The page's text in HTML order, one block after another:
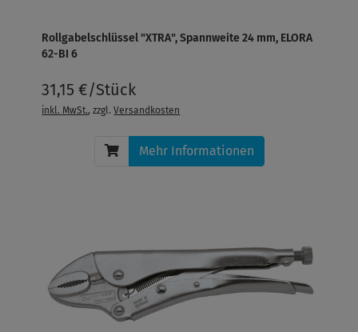
Rollgabelschlüssel "XTRA", Spannweite 24 mm, ELORA
62-BI 6
31,15 €/Stück
inkl. MwSt., zzgl.Versandkosten
Mehr Informationen